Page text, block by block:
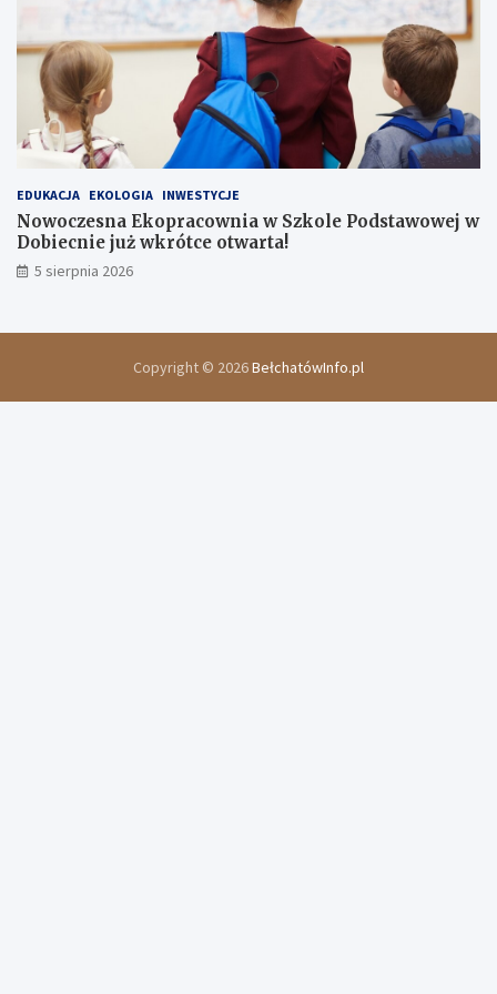
EDUKACJA EKOLOGIA INWESTYCJE
Nowoczesna Ekopracownia w Szkole Podstawowej w
Dobiecnie już wkrótce otwarta!
5 sierpnia 2026
Copyright © 2026BełchatówInfo.pl